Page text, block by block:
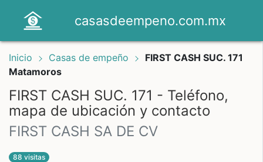
casasdeempeno.com.mx
Inicio Casas de empeño
FIRST CASH SUC. 171
Matamoros
FIRST CASH SUC. 171 - Teléfono,
mapa de ubicación y contacto
FIRST CASH SA DE CV
88 visitas